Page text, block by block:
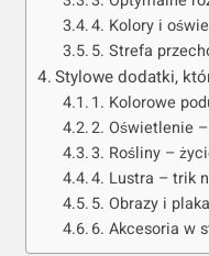
4. Kolory i
5. Strefa
Stylowe dodatki,
1. Kolorowe
2. Oświetlenie
3. Rośliny –
4. Lustra – trik
5. Obrazy i
6. Akcesoria w